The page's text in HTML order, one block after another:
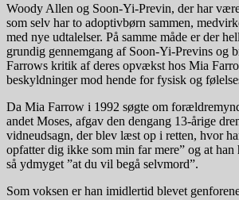
Woody Allen og Soon-Yi-Previn, der har
som selv har to adoptivbørn sammen,
med nye udtalelser. På samme måde er der
grundig gennemgang af Soon-Yi-Previns og
Farrows kritik af deres opvækst hos Mia
beskyldninger mod hende for fysisk og
Da Mia Farrow i 1992 søgte om
andet Moses, afgav den dengang 13-årige
vidneudsagn, der blev læst op i retten, hvor
opfatter dig ikke som min far mere” og at han
så ydmyget ”at du vil begå selvmord”.
Som voksen er han imidlertid blevet